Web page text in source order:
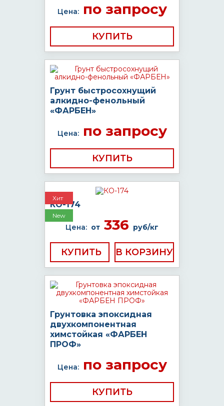
Цена:по запросу
КУПИТЬ
Грунт быстросохнущий
алкидно-фенольный
«ФАРБЕН»
Цена:по запросу
КУПИТЬ
Хит
New
КО-174
Цена: от 336 руб/кг
КУПИТЬ
Грунтовка эпоксидная
двухкомпонентная
химстойкая «ФАРБЕН
ПРОФ»
Цена:по запросу
КУПИТЬ